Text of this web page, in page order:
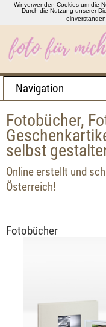
Wir verwenden Cookies um die
Durch die Nutzung unserer
Navigation
Fotobücher,
selbst
Online erstellt und
Österreich!
Fotobücher